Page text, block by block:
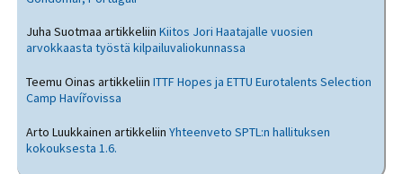
Juha Suotmaa artikkeliinKiitos Jori Haatajalle vuosien
arvokkaasta työstä kilpailuvaliokunnassa
Teemu Oinas artikkeliinITTF Hopes ja ETTU Eurotalents Selection
Camp Havířovissa
Arto Luukkainen artikkeliinYhteenveto SPTL:n hallituksen
kokouksesta 1.6.